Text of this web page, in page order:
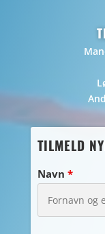
TILMELD
Navn *